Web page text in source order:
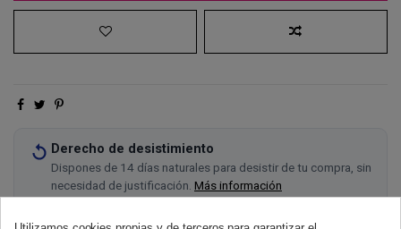
Derecho de desistimiento
Dispones de 14 días naturales para desistir de tu compra, sin
necesidad de justificación. Más información